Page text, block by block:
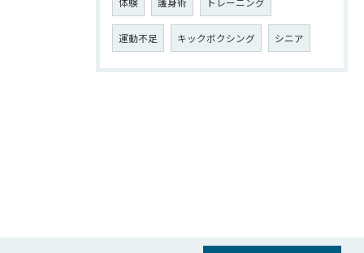
運動不足 キックボクシング シニア